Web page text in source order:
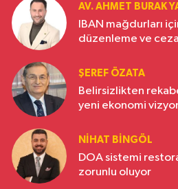
AV. AHMET BURAK
IBAN mağdurları
düzenleme ve
ŞEREF ÖZATA
Belirsizlikten
yeni ekonomi
NIHAT BINGÖL
DOA sistemi
zorunlu oluyor